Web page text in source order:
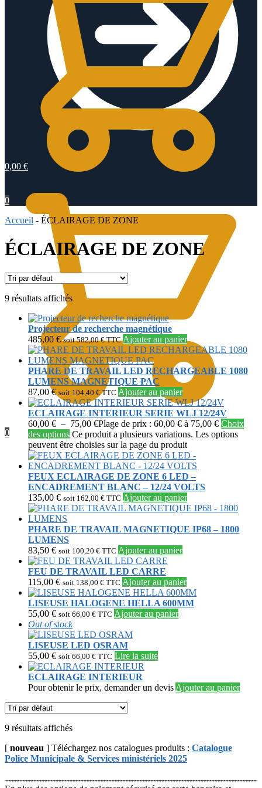
0,00 €
0
0
Accueil - ÉCLAIRAGE DE ZONE
ÉCLAIRAGE DE ZONE
9 résultats affichés
Projecteur de recherche magnétique
485,00 € soit582,00€TTC Ajouter au panier
PHARE DE TRAVAIL LED RECHARGEABLE 1080
LUMENS MAGNETIQUE PAC
87,00€ soit 104,40 €TTC Ajouter au panier
ECLAIRAGE INTERIEUR SERIE WLJ 12/24V
60,00 € – 75,00 €Plage de prix : 60,00 € à 75,00 € Choix
des options Ce produit a plusieurs variations. Les options
peuvent être choisies sur la page du produit
FEUX ECLAIRAGE DE ZONE 6 LED –
ENCADREMENT BLANC – 12/24 VOLTS
135,00 € soit 162,00 € TTC Ajouter au panier
PHARE DE TRAVAIL MAGNETIQUE IP68 – 1800
LUMENS
83,50 € soit 100,20 € TTC Ajouter au panier
FEU DE TRAVAIL LED CARRE
115,00 € soit 138,00 € TTC Ajouter au panier
LISEUSE HALOGENE HELLA 600MM
55,00 € soit 66,00 € TTC Ajouter au panier
Out of stock
LISEUSE LED OSRAM
55,00 € soit 66,00 € TTC Lire la suite
ECLAIRAGE INTERIEUR
Pour obtenir le prix, demander un devis Ajouter au panier
9 résultats affichés
[ nouveau ] Téléchargez nos catalogues produits : Catalogue
Police Municipale & Services ministériels 2025